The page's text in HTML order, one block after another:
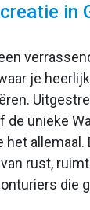
in
je
de unieke
het
rust,
die